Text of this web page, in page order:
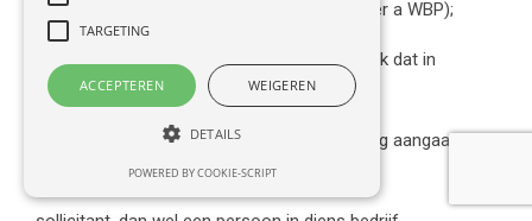
natuurlijke persoon (artikel 1 aanhef en onder a WBP);
het onderzoek dat in
opdracht van een werkgever wordt
ingesteld, alvorens deze een dienstbetrekking aangaat met
TARGETING
ACCEPTEREN WEIGEREN
DETAILS
POWERED BY COOKIE-SCRIPT